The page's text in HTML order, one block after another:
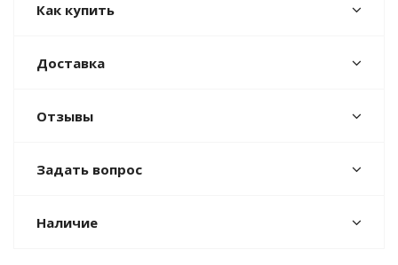
Как купить
Доставка
Отзывы
Задать вопрос
Наличие